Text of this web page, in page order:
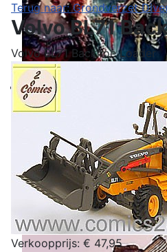
Terug naar: Grondverzet
Volvo BL71
Volvo BL71 Backhoe Loader
Verkoopprijs: € 47,95